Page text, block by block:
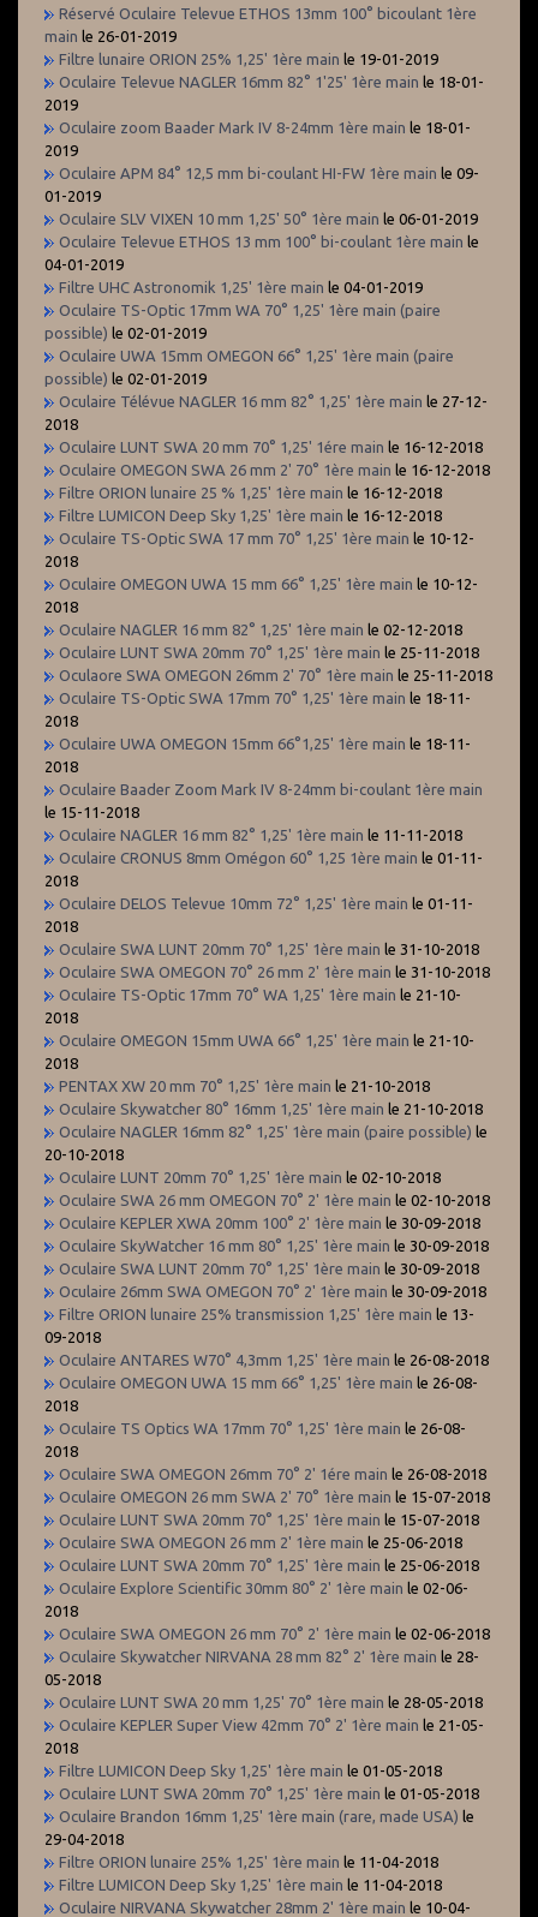
Réservé Oculaire Televue ETHOS 13mm 100° bicoulant 1ère
main le 26-01-2019
Filtre lunaire ORION 25% 1,25' 1ère main le 19-01-2019
Oculaire Televue NAGLER 16mm 82° 1'25' 1ère main le 18-01-
2019
Oculaire zoom Baader Mark IV 8-24mm 1ère main le 18-01-
2019
Oculaire APM 84° 12,5 mm bi-coulant HI-FW 1ère main le 09-
01-2019
Oculaire SLV VIXEN 10 mm 1,25' 50° 1ère main le 06-01-2019
Oculaire Televue ETHOS 13 mm 100° bi-coulant 1ère main le
04-01-2019
Filtre UHC Astronomik 1,25' 1ère main le 04-01-2019
Oculaire TS-Optic 17mm WA 70° 1,25' 1ère main (paire
possible) le 02-01-2019
Oculaire UWA 15mm OMEGON 66° 1,25' 1ère main (paire
possible) le 02-01-2019
Oculaire Télévue NAGLER 16 mm 82° 1,25' 1ère main le 27-12-
2018
Oculaire LUNT SWA 20 mm 70° 1,25' 1ére main le 16-12-2018
Oculaire OMEGON SWA 26 mm 2' 70° 1ère main le 16-12-2018
Filtre ORION lunaire 25 % 1,25' 1ère main le 16-12-2018
Filtre LUMICON Deep Sky 1,25' 1ère main le 16-12-2018
Oculaire TS-Optic SWA 17 mm 70° 1,25' 1ère main le 10-12-
2018
Oculaire OMEGON UWA 15 mm 66° 1,25' 1ère main le 10-12-
2018
Oculaire NAGLER 16 mm 82° 1,25' 1ère main le 02-12-2018
Oculaire LUNT SWA 20mm 70° 1,25' 1ère main le 25-11-2018
Oculaore SWA OMEGON 26mm 2' 70° 1ère main le 25-11-2018
Oculaire TS-Optic SWA 17mm 70° 1,25' 1ère main le 18-11-
2018
Oculaire UWA OMEGON 15mm 66°1,25' 1ère main le 18-11-
2018
Oculaire Baader Zoom Mark IV 8-24mm bi-coulant 1ère main
le 15-11-2018
Oculaire NAGLER 16 mm 82° 1,25' 1ère main le 11-11-2018
Oculaire CRONUS 8mm Omégon 60° 1,25 1ère main le 01-11-
2018
Oculaire DELOS Televue 10mm 72° 1,25' 1ère main le 01-11-
2018
Oculaire SWA LUNT 20mm 70° 1,25' 1ère main le 31-10-2018
Oculaire SWA OMEGON 70° 26 mm 2' 1ère main le 31-10-2018
Oculaire TS-Optic 17mm 70° WA 1,25' 1ère main le 21-10-
2018
Oculaire OMEGON 15mm UWA 66° 1,25' 1ère main le 21-10-
2018
PENTAX XW 20 mm 70° 1,25' 1ère main le 21-10-2018
Oculaire Skywatcher 80° 16mm 1,25' 1ère main le 21-10-2018
Oculaire NAGLER 16mm 82° 1,25' 1ère main (paire possible) le
20-10-2018
Oculaire LUNT 20mm 70° 1,25' 1ère main le 02-10-2018
Oculaire SWA 26 mm OMEGON 70° 2' 1ère main le 02-10-2018
Oculaire KEPLER XWA 20mm 100° 2' 1ère main le 30-09-2018
Oculaire SkyWatcher 16 mm 80° 1,25' 1ère main le 30-09-2018
Oculaire SWA LUNT 20mm 70° 1,25' 1ère main le 30-09-2018
Oculaire 26mm SWA OMEGON 70° 2' 1ère main le 30-09-2018
Filtre ORION lunaire 25% transmission 1,25' 1ère main le 13-
09-2018
Oculaire ANTARES W70° 4,3mm 1,25' 1ère main le 26-08-2018
Oculaire OMEGON UWA 15 mm 66° 1,25' 1ère main le 26-08-
2018
Oculaire TS Optics WA 17mm 70° 1,25' 1ère main le 26-08-
2018
Oculaire SWA OMEGON 26mm 70° 2' 1ére main le 26-08-2018
Oculaire OMEGON 26 mm SWA 2' 70° 1ère main le 15-07-2018
Oculaire LUNT SWA 20mm 70° 1,25' 1ère main le 15-07-2018
Oculaire SWA OMEGON 26 mm 2' 1ère main le 25-06-2018
Oculaire LUNT SWA 20mm 70° 1,25' 1ère main le 25-06-2018
Oculaire Explore Scientific 30mm 80° 2' 1ère main le 02-06-
2018
Oculaire SWA OMEGON 26 mm 70° 2' 1ère main le 02-06-2018
Oculaire Skywatcher NIRVANA 28 mm 82° 2' 1ère main le 28-
05-2018
Oculaire LUNT SWA 20 mm 1,25' 70° 1ère main le 28-05-2018
Oculaire KEPLER Super View 42mm 70° 2' 1ère main le 21-05-
2018
Filtre LUMICON Deep Sky 1,25' 1ère main le 01-05-2018
Oculaire LUNT SWA 20mm 70° 1,25' 1ère main le 01-05-2018
Oculaire Brandon 16mm 1,25' 1ère main (rare, made USA) le
29-04-2018
Filtre ORION lunaire 25% 1,25' 1ère main le 11-04-2018
Filtre LUMICON Deep Sky 1,25' 1ère main le 11-04-2018
Oculaire NIRVANA Skywatcher 28mm 2' 1ère main le 10-04-